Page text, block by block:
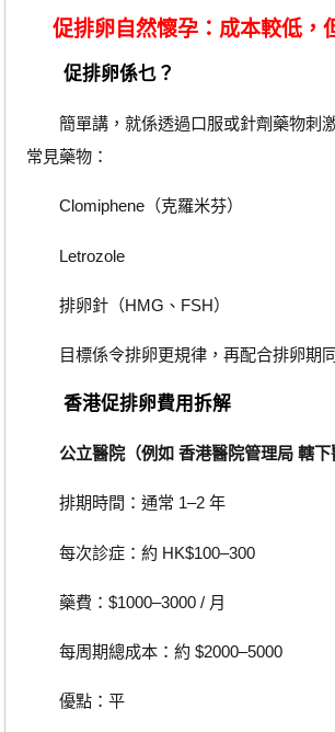
促排卵自然懷孕：成本較低，
促排卵係乜？
簡單講，就係透過口服或針劑藥物刺
常見藥物：
Clomiphene（克羅米芬）
Letrozole
排卵針（HMG、FSH）
目標係令排卵更規律，再配合排卵期同
香港促排卵費用拆解
公立醫院（例如 香港醫院管理局 轄下
排期時間：通常 1–2 年
每次診症：約 HK$100–300
藥費：$1000–3000 / 月
每周期總成本：約 $2000–5000
優點：平